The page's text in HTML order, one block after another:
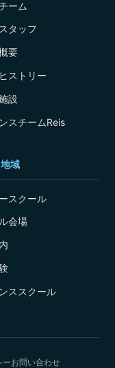
ーム
タッフ
要
ストリー
設
スチームReis
域
スクール
会場
ススクール
ーお問い合わせ